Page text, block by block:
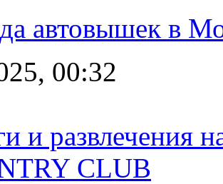
автовышек в
00:32
и развлечения
CLUB